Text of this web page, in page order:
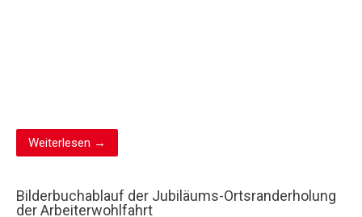
Weiterlesen →
Bilderbuchablauf der Jubiläums-Ortsranderholung
der Arbeiterwohlfahrt